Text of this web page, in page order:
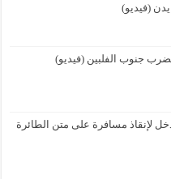
(فيديو)
لإنقاذ مسافرة على متن الطائرة